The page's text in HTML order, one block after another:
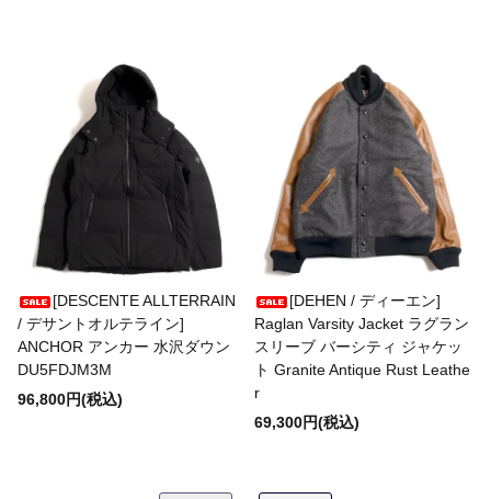
[DESCENTE ALLTERRAIN
/ デサントオルテライン]
ANCHOR アンカー 水沢ダウン
DU5FDJM3M
96,800円(税込)
[DEHEN / ディーエン]
Raglan Varsity Jacket ラグラン
スリーブ バーシティ ジャケッ
ト Granite Antique Rust Leathe
r
69,300円(税込)
MOOJIMOOJI
Moonshine Leather
MYSTIC ESSENCE INC.
NANGA